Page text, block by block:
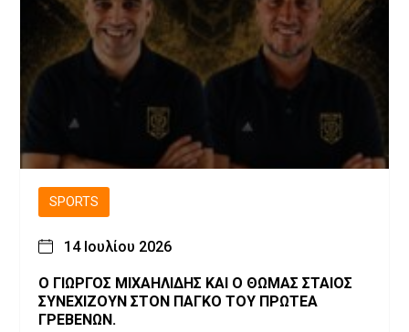
SPORTS
14 Ιουλίου 2026
Ο ΓΙΩΡΓΟΣ ΜΙΧΑΗΛΙΔΗΣ ΚΑΙ Ο ΘΩΜΑΣ ΣΤΑΙΟΣ
ΣΥΝΕΧΙΖΟΥΝ ΣΤΟΝ ΠΑΓΚΟ ΤΟΥ ΠΡΩΤΕΑ
ΓΡΕΒΕΝΩΝ.